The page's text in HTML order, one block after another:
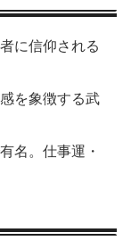
に信仰される
を象徴する武
名。仕事運・